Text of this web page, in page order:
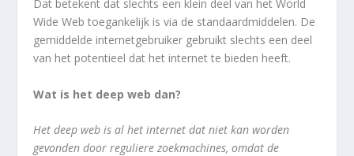
Dat betekent dat slechts een klein deel van het World
Wide Web toegankelijk is via de standaardmiddelen. De
gemiddelde internetgebruiker gebruikt slechts een deel
van het potentieel dat het internet te bieden heeft.
Wat is het deep web dan?
Het deep web is al het internet dat niet kan worden
gevonden door reguliere zoekmachines, omdat de